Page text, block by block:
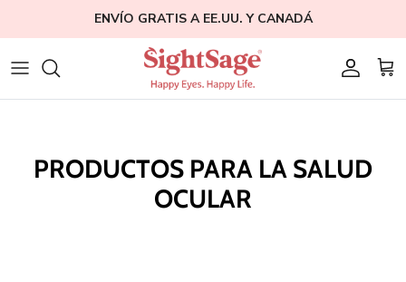
al
contenido
ENVÍO GRATIS A EE.UU. Y CANADÁ
Weight Loss
Eye Health
Quienes somos
Estudios clínicos
Blogs
Afiliación
PRODUCTOS PARA LA SALUD
OCULAR